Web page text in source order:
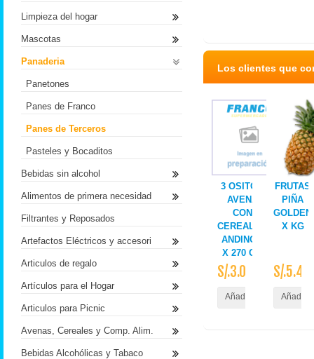
Los clientes que
3 OSITOS
AVENA
CON
CEREALES
ANDINOS
X 270 GR
S/.3.00
Añadir al Carrito
FRUTAS
PIÑA
GOLDEN
X KG
S/.5.40
Añadir
Limpieza del hogar
Mascotas
Panaderia
Panetones
Panes de Franco
Panes de Terceros
Pasteles y Bocaditos
Bebidas sin alcohol
Alimentos de primera necesidad
Filtrantes y Reposados
Artefactos Eléctricos y accesori
Articulos de regalo
Artículos para el Hogar
Articulos para Picnic
Avenas, Cereales y Comp. Alim.
Bebidas Alcohólicas y Tabaco